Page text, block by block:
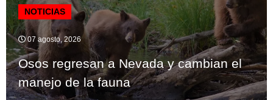
NOTICIAS
07 agosto, 2026
Osos regresan a Nevada y cambian el
manejo de la fauna